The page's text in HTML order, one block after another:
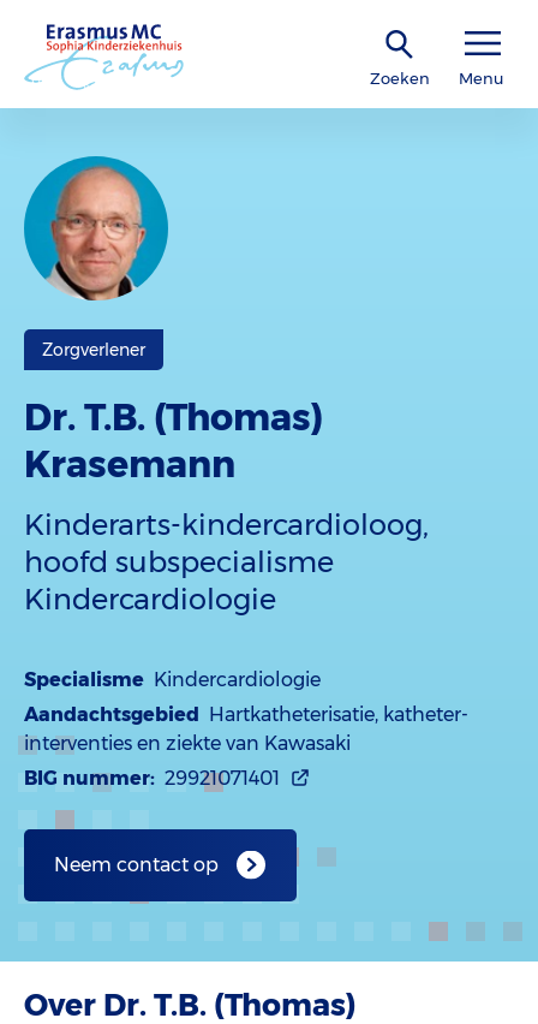
Zoeken Menu
Zorgverlener
Dr. T.B. (Thomas)
Krasemann
Kinderarts-kindercardioloog,
hoofd subspecialisme
Kindercardiologie
Specialisme Kindercardiologie
Aandachtsgebied Hartkatheterisatie, katheter-
interventies en ziekte van Kawasaki
BIG nummer: 29921071401
Neem contact op
Over Dr. T.B. (Thomas)